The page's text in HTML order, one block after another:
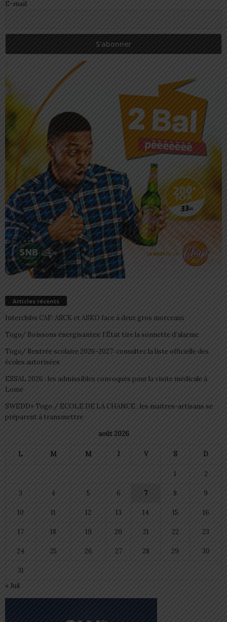
E-mail
Articles récents
Interclubs CAF: ASCK et ASKO face à deux gros morceaux
Togo/ Boissons énergisantes: l’État tire la sonnette d’alarme
Togo/ Rentrée scolaire 2026-2027: consultez la liste officielle des
écoles autorisées
ESSAL 2026 : les admissibles convoqués pour la visite médicale à
Lomé
SWEDD+ Togo / ECOLE DE LA CHANCE : les maitres-artisans se
préparent à transmettre
août 2026
L M M J V S D
1 2
3 4 5 6 7 8 9
10 11 12 13 14 15 16
17 18 19 20 21 22 23
24 25 26 27 28 29 30
31
« Juil